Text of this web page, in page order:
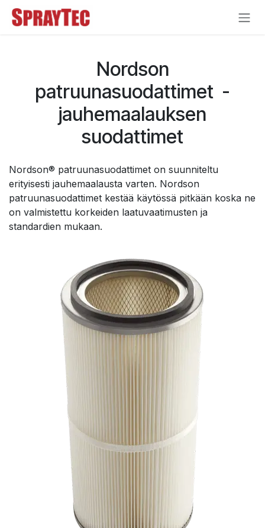
Siirry sisältöön
Nordson
patruunasuodattimet -
jauhemaalauksen
suodattimet
Nordson® patruunasuodattimet on suunniteltu
erityisesti jauhemaalausta varten. Nordson
patruunasuodattimet kestää käytössä pitkään koska ne
on valmistettu korkeiden laatuvaatimusten ja
standardien mukaan.